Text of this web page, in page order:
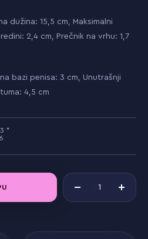
dužina: 15,5 cm, Maksimalni
2,4 cm, Prečnik na vrhu: 1,7
bazi penisa: 3 cm, Unutrašnji
4,5 cm